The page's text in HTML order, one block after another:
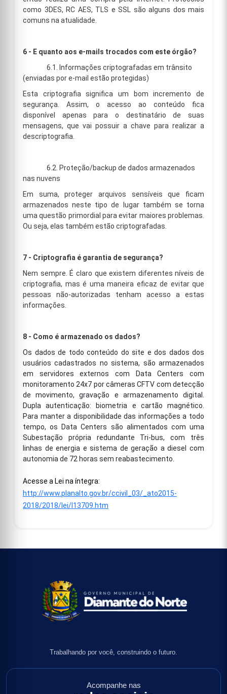
como 3DES, RC AES, TLS e SSL são alguns dos mais
comuns na atualidade.
6 - E quanto aos e-mails trocados com este órgão?
6.1. Informações criptografadas em trânsito
(enviadas por e-mail estão protegidas)
Esta criptografia significa um bom incremento de
segurança. Assim, o acesso ao conteúdo fica
disponível apenas para o destinatário de suas
mensagens, que vai possuir a chave para realizar a
descriptografia.
6.2. Proteção/backup de dados armazenados
nas nuvens
Em suma, proteger arquivos sensíveis que ficam
armazenados neste tipo de lugar também se torna
uma questão primordial para evitar maiores problemas.
Ou seja, elas também estão criptografadas.
7 - Criptografia é garantia de segurança?
Nem sempre. É claro que existem diferentes níveis de
criptografia, mas é uma maneira eficaz de evitar que
pessoas não-autorizadas tenham acesso a estas
informações.
8 - Como é armazenado os dados?
Os dados de todo conteúdo do site e dos dados dos
usuários cadastrados no sistema, são armazenados
em servidores externos com Data Centers com
monitoramento 24x7 por câmeras CFTV com detecção
de movimento, gravação e armazenamento digital.
Dupla autenticação: biometria e cartão magnético.
Para manter a disponibilidade das informações a todo
tempo, os Data Centers são alimentados com uma
Subestação própria redundante Tri-bus, com três
linhas de energia e sistema de geração a diesel com
autonomia de 72 horas sem reabastecimento.
Acesse a Lei na íntegra:
http://www.planalto.gov.br/ccivil_03/_ato2015-
2018/2018/lei/l13709.htm
Trabalhando por você, construindo o futuro.
Acompanhe nas